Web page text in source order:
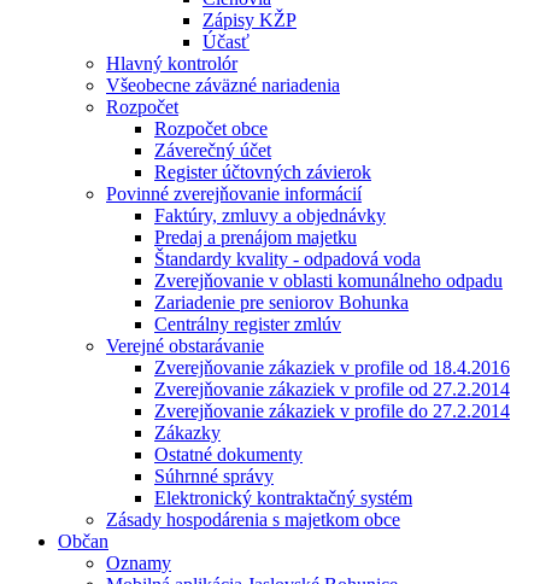
Zápisy KŽP
Účasť
Hlavný kontrolór
Všeobecne záväzné nariadenia
Rozpočet
Rozpočet obce
Záverečný účet
Register účtovných závierok
Povinné zverejňovanie informácií
Faktúry, zmluvy a objednávky
Predaj a prenájom majetku
Štandardy kvality - odpadová voda
Zverejňovanie v oblasti komunálneho odpadu
Zariadenie pre seniorov Bohunka
Centrálny register zmlúv
Verejné obstarávanie
Zverejňovanie zákaziek v profile od 18.4.2016
Zverejňovanie zákaziek v profile od 27.2.2014
Zverejňovanie zákaziek v profile do 27.2.2014
Zákazky
Ostatné dokumenty
Súhrnné správy
Elektronický kontraktačný systém
Zásady hospodárenia s majetkom obce
Občan
Oznamy